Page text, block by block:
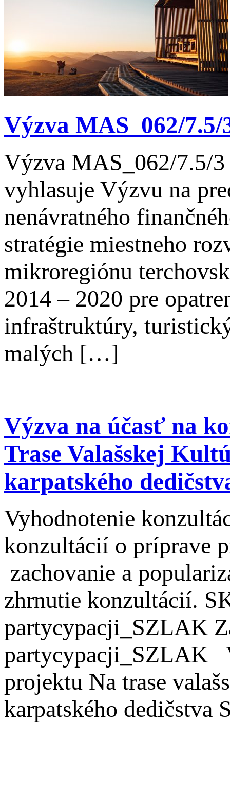
Výzva MAS_062/7.5/
Výzva MAS_062/7.5/3
vyhlasuje Výzvu na
nenávratného
stratégie miestneho
mikroregiónu
2014 – 2020 pre
infraštruktúry,
malých […]
Výzva na účasť na
Trase Valašskej
karpatského
Vyhodnotenie
konzultácií o príprave
zachovanie a
zhrnutie konzultácií.
partycypacji_SZLAK
partycypacji_SZLAK
projektu Na trase
karpatského